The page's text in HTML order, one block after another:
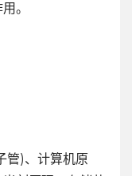
。
管)、计算机原